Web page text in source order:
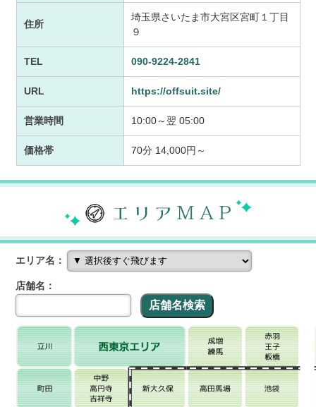
住所
埼玉県さいたま市大宮区宮町１丁目
９
TEL 090-9224-2841
URL https://offsuit.site/
営業時間 10:00～翌 05:00
価格帯 70分 14,000円～
エリア名：
店舗名：